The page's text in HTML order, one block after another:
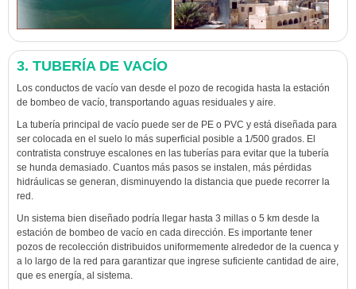
3. TUBERÍA DE VACÍO
Los conductos de vacío van desde el pozo de recogida hasta la estación
de bombeo de vacío, transportando aguas residuales y aire.
La tubería principal de vacío puede ser de PE o PVC y está diseñada para
ser colocada en el suelo lo más superficial posible a 1/500 grados. El
contratista construye escalones en las tuberías para evitar que la tubería
se hunda demasiado. Cuantos más pasos se instalen, más pérdidas
hidráulicas se generan, disminuyendo la distancia que puede recorrer la
red.
Un sistema bien diseñado podría llegar hasta 3 millas o 5 km desde la
estación de bombeo de vacío en cada dirección. Es importante tener
pozos de recolección distribuidos uniformemente alrededor de la cuenca y
a lo largo de la red para garantizar que ingrese suficiente cantidad de aire,
que es energía, al sistema.